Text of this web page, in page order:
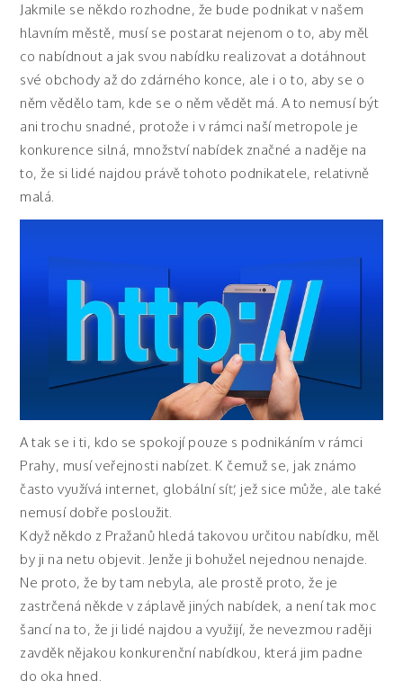
Jakmile se někdo rozhodne, že bude podnikat v našem
hlavním městě, musí se postarat nejenom o to, aby měl
co nabídnout a jak svou nabídku realizovat a dotáhnout
své obchody až do zdárného konce, ale i o to, aby se o
něm vědělo tam, kde se o něm vědět má. A to nemusí být
ani trochu snadné, protože i v rámci naší metropole je
konkurence silná, množství nabídek značné a naděje na
to, že si lidé najdou právě tohoto podnikatele, relativně
malá.
A tak se i ti, kdo se spokojí pouze s podnikáním v rámci
Prahy, musí veřejnosti nabízet. K čemuž se, jak známo
často využívá internet, globální síť, jež sice může, ale také
nemusí dobře posloužit.
Když někdo z Pražanů hledá takovou určitou nabídku, měl
by ji na netu objevit. Jenže ji bohužel nejednou nenajde.
Ne proto, že by tam nebyla, ale prostě proto, že je
zastrčená někde v záplavě jiných nabídek, a není tak moc
šancí na to, že ji lidé najdou a využijí, že nevezmou raději
zavděk nějakou konkurenční nabídkou, která jim padne
do oka hned.